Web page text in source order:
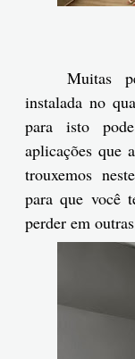
Muitas
instalada no
para isto
aplicações que
trouxemos
para que você
perder em